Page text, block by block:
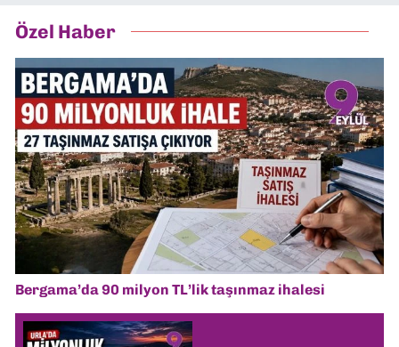
Özel Haber
Bergama’da 90 milyon TL’lik taşınmaz ihalesi